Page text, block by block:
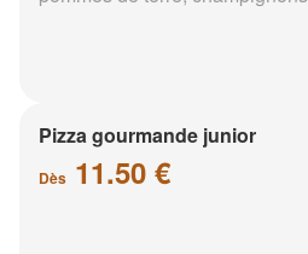
Pizza gourmande junior
Dès 11.50 €